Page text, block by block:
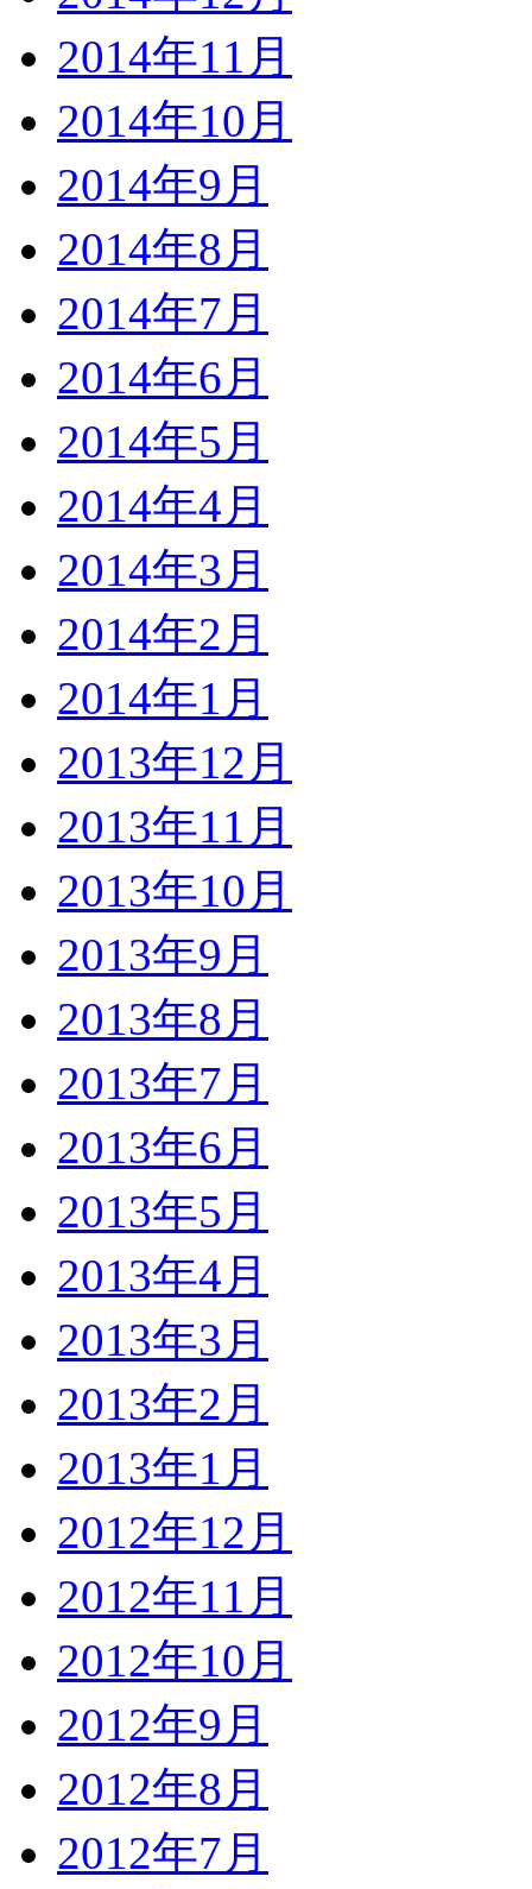
2014年11月
2014年10月
2014年9月
2014年8月
2014年7月
2014年6月
2014年5月
2014年4月
2014年3月
2014年2月
2014年1月
2013年12月
2013年11月
2013年10月
2013年9月
2013年8月
2013年7月
2013年6月
2013年5月
2013年4月
2013年3月
2013年2月
2013年1月
2012年12月
2012年11月
2012年10月
2012年9月
2012年8月
2012年7月